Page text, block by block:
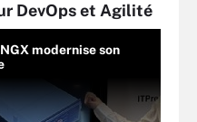
DevOps et Agilité
modernise son